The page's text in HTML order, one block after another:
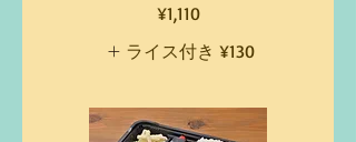
¥1,110
ライス付き ¥130